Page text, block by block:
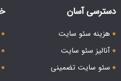
دسترسی آسان
هزینه سئو سایت
آنالیز سئو سایت
سئو سایت تضمینی